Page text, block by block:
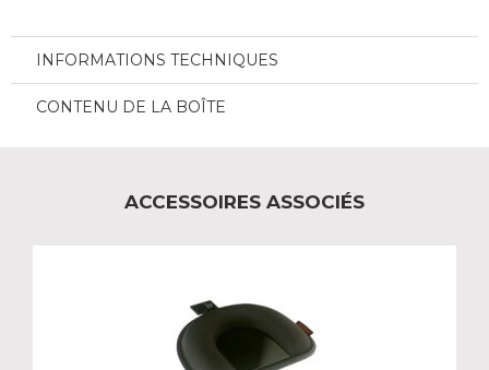
INFORMATIONS TECHNIQUES
CONTENU DE LA BOÎTE
ACCESSOIRES ASSOCIÉS